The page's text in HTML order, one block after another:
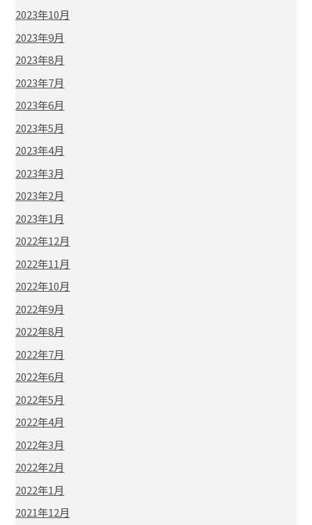
2023年10月
2023年9月
2023年8月
2023年7月
2023年6月
2023年5月
2023年4月
2023年3月
2023年2月
2023年1月
2022年12月
2022年11月
2022年10月
2022年9月
2022年8月
2022年7月
2022年6月
2022年5月
2022年4月
2022年3月
2022年2月
2022年1月
2021年12月